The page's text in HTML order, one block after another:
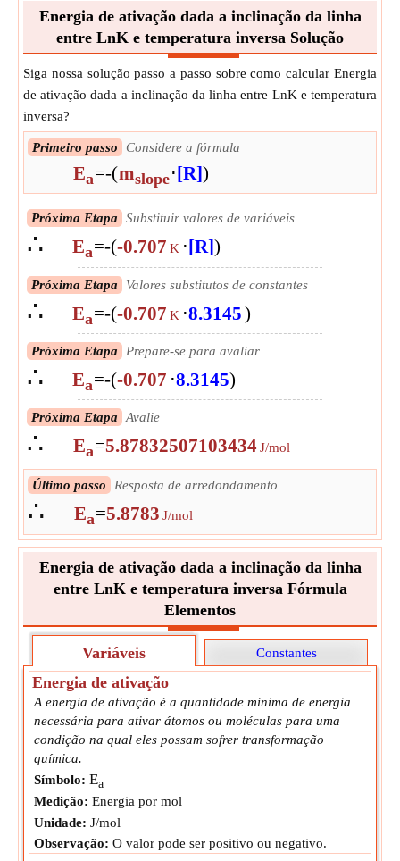
Energia de ativação dada a inclinação da linha
entre LnK e temperatura inversa Solução
Siga nossa solução passo a passo sobre como calcular Energia
de ativação dada a inclinação da linha entre LnK e temperatura
inversa?
Primeiro passo Considere a fórmula
Ea=-(mslope⋅[R])
Próxima Etapa Substituir valores de variáveis
∴ Ea=-(-0.707 K ⋅[R])
Próxima Etapa Valores substitutos de constantes
∴ Ea=-(-0.707 K ⋅8.3145)
Próxima Etapa Prepare-se para avaliar
∴ Ea=-(-0.707 ⋅8.3145)
Próxima Etapa Avalie
∴ Ea=5.87832507103434J/mol
Último passo Resposta de arredondamento
∴ Ea=5.8783 J/mol
Energia de ativação dada a inclinação da linha
entre LnK e temperatura inversa Fórmula
Elementos
Variáveis Constantes
Energia de ativação
A energia de ativação é a quantidade mínima de energia
necessária para ativar átomos ou moléculas para uma
condição na qual eles possam sofrer transformação
química.
Símbolo: Ea
Medição: Energia por mol
Unidade: J/mol
Observação: O valor pode ser positivo ou negativo.